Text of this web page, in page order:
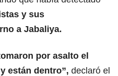
y sus
a Jabaliya.
por asalto el
están dentro”, declaró el